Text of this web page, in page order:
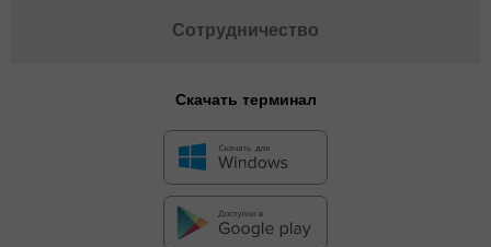
Сотрудничество
Скачать терминал